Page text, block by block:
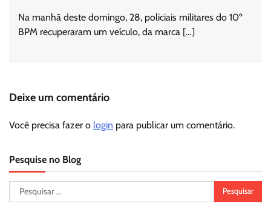
Na manhã deste domingo, 28, policiais militares do 10º
BPM recuperaram um veículo, da marca […]
Deixe um comentário
Você precisa fazer o login para publicar um comentário.
Pesquise no Blog
Pesquisar
por: